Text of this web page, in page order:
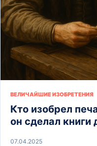
ВЕЛИЧАЙШИЕ ИЗОБРЕТЕНИЯ
Кто изобрел
он сделал книги
07.04.2025